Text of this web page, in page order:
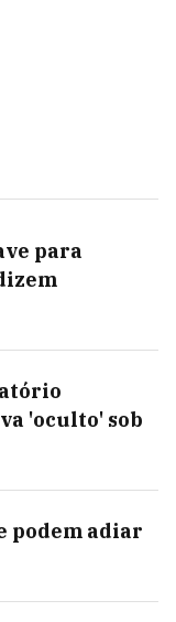
para
'oculto' sob
podem adiar